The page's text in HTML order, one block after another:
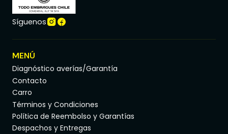
Síguenos
MENÚ
Diagnóstico averías/Garantía
Contacto
Carro
Términos y Condiciones
Política de Reembolso y Garantías
Despachos y Entregas